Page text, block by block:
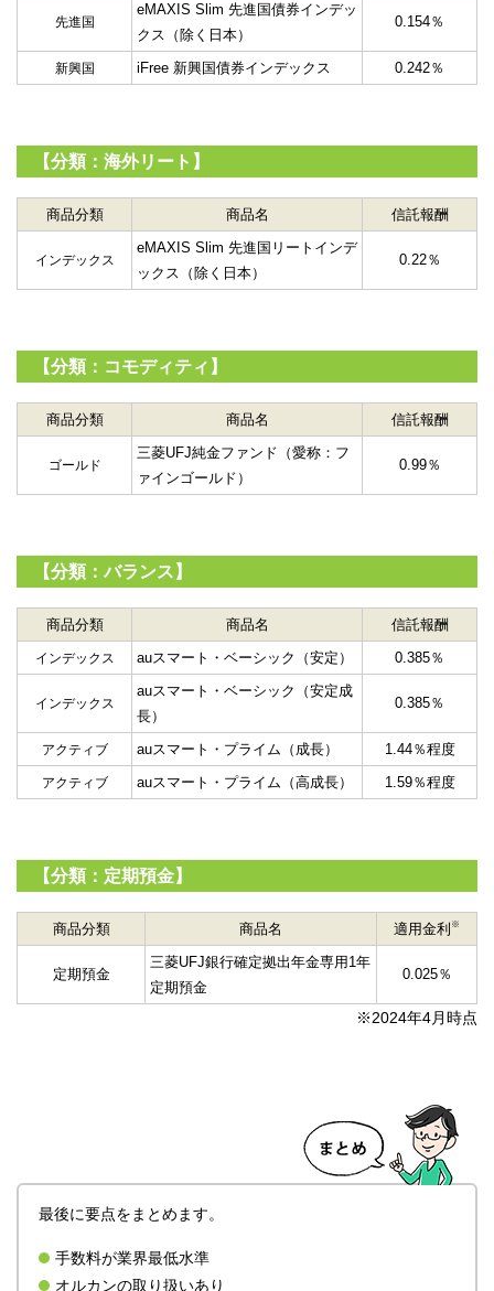
先進国
eMAXIS Slim 先進国債券インデッ
クス（除く日本）
0.154％
新興国 iFree 新興国債券インデックス 0.242％
【分類：海外リート】
商品分類 商品名 信託報酬
インデックス
eMAXIS Slim 先進国リートインデ
ックス（除く日本）
0.22％
【分類：コモディティ】
商品分類 商品名 信託報酬
ゴールド
三菱UFJ純金ファンド（愛称：フ
ァインゴールド）
0.99％
【分類：バランス】
商品分類 商品名 信託報酬
インデックス auスマート・ベーシック（安定） 0.385％
インデックス
auスマート・ベーシック（安定成
長）
0.385％
アクティブ auスマート・プライム（成長） 1.44％程度
アクティブ auスマート・プライム（高成長） 1.59％程度
【分類：定期預金】
商品分類 商品名 適用金利 ※
定期預金
三菱UFJ銀行確定拠出年金専用1年
定期預金
0.025％
※2024年4月時点
最後に要点をまとめます。
手数料が業界最低水準
オルカンの取り扱いあり